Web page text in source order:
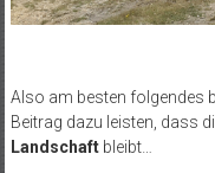
Also am besten folgendes
Beitrag dazu leisten, dass
Landschaftbleibt…